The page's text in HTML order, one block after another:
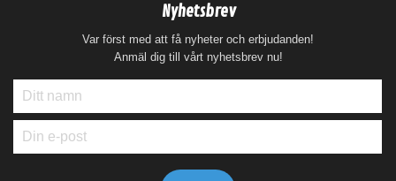
Nyhetsbrev
Var först med att få nyheter och erbjudanden!
Anmäl dig till vårt nyhetsbrev nu!